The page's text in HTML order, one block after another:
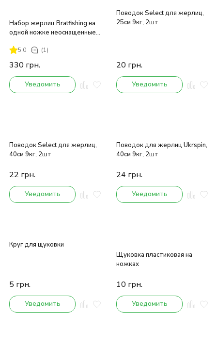
Набор жерлиц Bratfishing на
одной ножке неоснащенные
5.0 (1)
330 грн.
Уведомить
Поводок Select для жерлиц,
25см 9кг, 2шт
20 грн.
Уведомить
Поводок Select для жерлиц,
40см 9кг, 2шт
22 грн.
Уведомить
Поводок для жерлиц Ukrspin,
40см 9кг, 2шт
24 грн.
Уведомить
Круг для щуковки
5 грн.
Уведомить
Щуковка пластиковая на
ножках
10 грн.
Уведомить